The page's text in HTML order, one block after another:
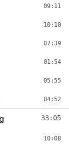
09:11
10:10
07:39
01:54
05:55
04:52
33:05
10:08